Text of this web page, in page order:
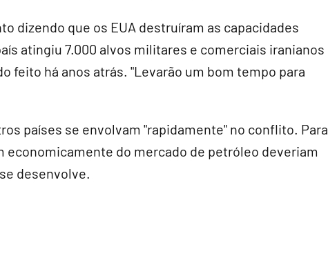
dizendo que os EUA destruíram as capacidades
atingiu 7.000 alvos militares e comerciais iranianos
feito há anos atrás. "Levarão um bom tempo para
países se envolvam "rapidamente" no conflito. Para
economicamente do mercado de petróleo deveriam
desenvolve.